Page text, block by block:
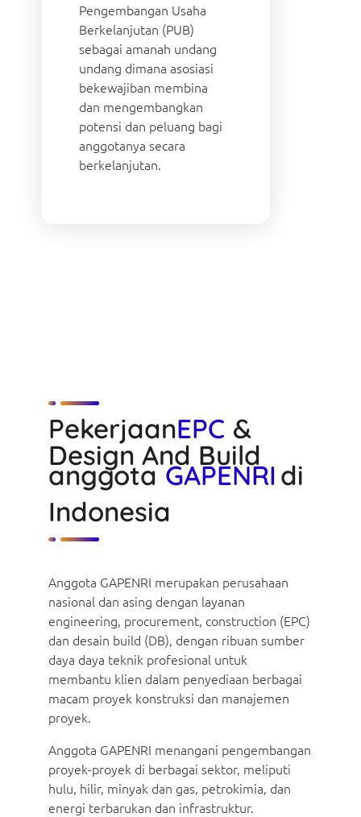
Pengembangan Usaha
Berkelanjutan (PUB)
sebagai amanah undang
undang dimana asosiasi
bekewajiban membina
dan mengembangkan
potensi dan peluang bagi
anggotanya secara
berkelanjutan.
PekerjaanEPC &
Design And Build
anggota GAPENRIdi
Indonesia
Anggota GAPENRI merupakan perusahaan
nasional dan asing dengan layanan
engineering, procurement, construction (EPC)
dan desain build (DB), dengan ribuan sumber
daya daya teknik profesional untuk
membantu klien dalam penyediaan berbagai
macam proyek konstruksi dan manajemen
proyek.
Anggota GAPENRI menangani pengembangan
proyek-proyek di berbagai sektor, meliputi
hulu, hilir, minyak dan gas, petrokimia, dan
energi terbarukan dan infrastruktur.